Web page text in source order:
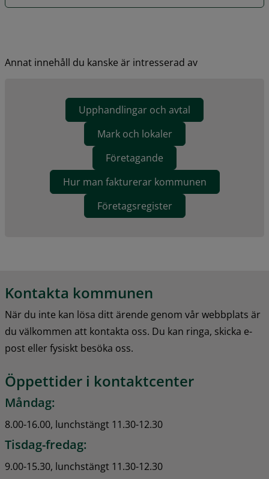
Annat innehåll du kanske är intresserad av
Upphandlingar och avtal
Mark och lokaler
Företagande
Hur man fakturerar kommunen
Företagsregister
Kontakta kommunen
När du inte kan lösa ditt ärende genom vår webbplats är
du välkommen att kontakta oss. Du kan ringa, skicka e-
post eller fysiskt besöka oss.
Öppettider i kontaktcenter
Måndag:
8.00-16.00, lunchstängt 11.30-12.30
Tisdag-fredag:
9.00-15.30, lunchstängt 11.30-12.30